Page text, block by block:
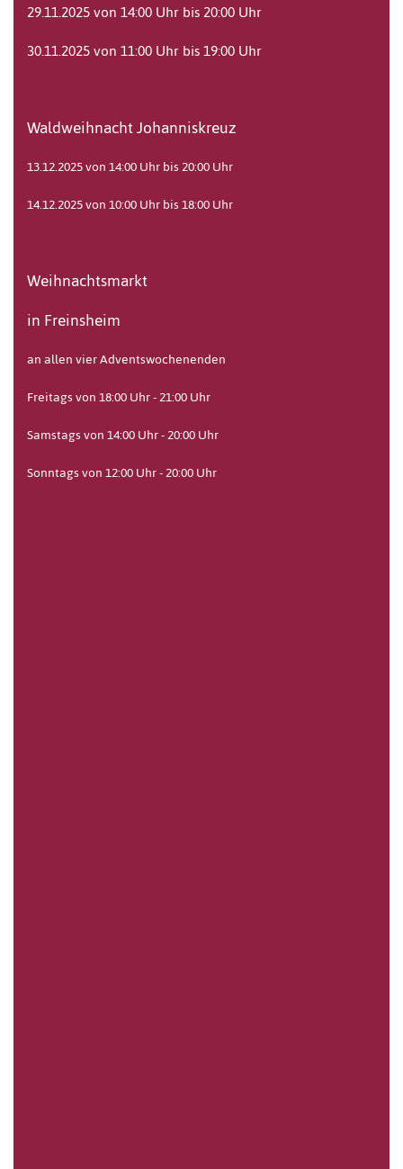
29.11.2025 von 14:00 Uhr bis 20:00 Uhr
30.11.2025 von 11:00 Uhr bis 19:00 Uhr
Waldweihnacht Johanniskreuz
13.12.2025 von 14:00 Uhr bis 20:00 Uhr
14.12.2025 von 10:00 Uhr bis 18:00 Uhr
Weihnachtsmarkt
in Freinsheim
an allen vier Adventswochenenden
Freitags von 18:00 Uhr - 21:00 Uhr
Samstags von 14:00 Uhr - 20:00 Uhr
Sonntags von 12:00 Uhr - 20:00 Uhr